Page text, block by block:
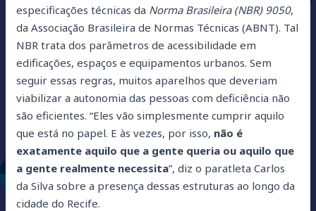
especificações técnicas da Norma Brasileira (NBR) 9050,
da Associação Brasileira de Normas Técnicas (ABNT). Tal
NBR trata dos parâmetros de acessibilidade em
edificações, espaços e equipamentos urbanos. Sem
seguir essas regras, muitos aparelhos que deveriam
viabilizar a autonomia das pessoas com deficiência não
são eficientes. “Eles vão simplesmente cumprir aquilo
que está no papel. E às vezes, por isso, não é
exatamente aquilo que a gente queria ou aquilo que
a gente realmente necessita”, diz o paratleta Carlos
da Silva sobre a presença dessas estruturas ao longo da
cidade do Recife.